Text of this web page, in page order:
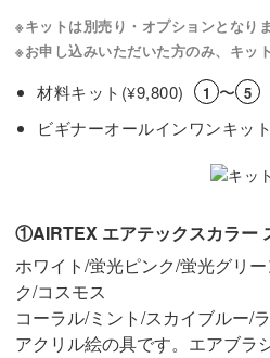
※キットは別売り・オプションとなりま
※お申し込みいただいた方のみ、キッ
材料キット(¥9,800) 1 〜 5
ビギナーオールインワンキッ
①AIRTEX エアテックスカラー
ホワイト/蛍光ピンク/蛍光グリ
ク/コスモス
コーラル/ミント/スカイブルー/
アクリル絵の具です。エアブラ